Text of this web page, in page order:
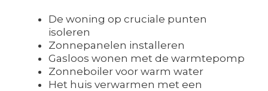
De woning op cruciale punten
isoleren
Zonnepanelen installeren
Gasloos wonen met de warmtepomp
Zonneboiler voor warm water
Het huis verwarmen met een